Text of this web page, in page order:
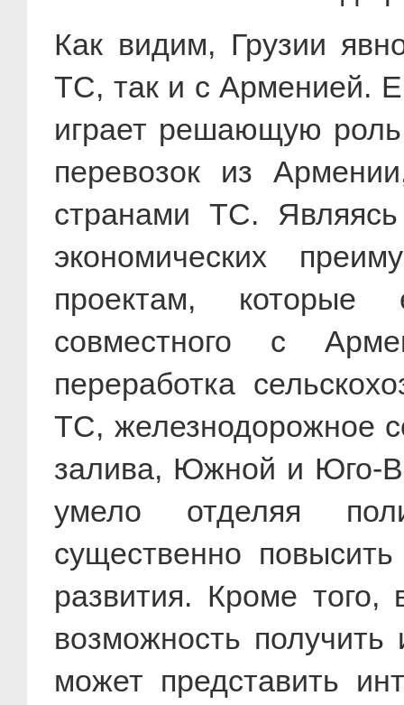
Как видим, Грузии
ТС, так и с Арменией.
играет решающую
перевозок из
странами ТС. Являясь
экономических
проектам, которые
совместного с
переработка
ТС, железнодорожное
залива, Южной и Юго-
умело отделяя
существенно повысить
развития. Кроме
возможность
может представить